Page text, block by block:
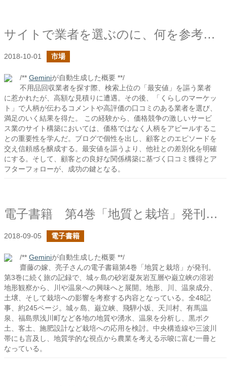
サイトで業者を選ぶのに、何を参考にする？
2018-10-01 市場
/** Geminiが自動生成した概要 **/
不用品回収業者を探す際、検索上位の「最安値」を謳う業者
に惹かれたが、高額な見積りに遭遇。その後、「くらしのマーケッ
ト」で人柄が伝わるコメントや高評価の口コミのある業者を選び、
満足のいく結果を得た。 この経験から、価格競争の激しいサービ
ス業のサイト構築においては、価格ではなく人柄をアピールするこ
との重要性を学んだ。ブログで個性を出し、顧客とのエピソードを
交え信頼感を醸成する。最安値を謳うより、他社との差別化を明確
にする。そして、顧客との良好な関係構築に基づく口コミ獲得とア
フターフォローが、成功の鍵となる。
電子書籍 第4巻「地質と栽培」発刊しました！
2018-09-05 電子書籍
/** Geminiが自動生成した概要 **/
齋藤の嫁、亮子さんの電子書籍第4巻「地質と栽培」が発刊。
第3巻に続く旅の記録で、城ヶ島の砂岩凝灰岩互層や巌立峡の溶岩
地形観察から、川や温泉への興味へと展開。地形、川、温泉成分、
土壌、そして栽培への影響を考察する内容となっている。全48記
事、約245ページ。城ヶ島、巌立峡、飛騨小坂、天川村、有馬温
泉、福島県浅川町など各地の地質や湧水、温泉を分析し、黒ボク
土、客土、施肥設計など栽培への応用を検討。中央構造線や三波川
帯にも言及し、地質学的な視点から農業を考える示唆に富む一冊と
なっている。